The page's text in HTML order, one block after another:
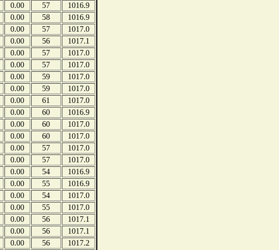
0.00 57
1016.9
0.00 58
1016.9
0.00 57
1017.0
0.00 56
1017.1
0.00 57
1017.0
0.00 57
1017.0
0.00 59
1017.0
0.00 59
1017.0
0.00 61
1017.0
0.00 60
1016.9
0.00 60
1017.0
0.00 60
1017.0
0.00 57
1017.0
0.00 57
1017.0
0.00 54
1016.9
0.00 55
1016.9
0.00 54
1017.0
0.00 55
1017.0
0.00 56
1017.1
0.00 56
1017.1
0.00 56
1017.2